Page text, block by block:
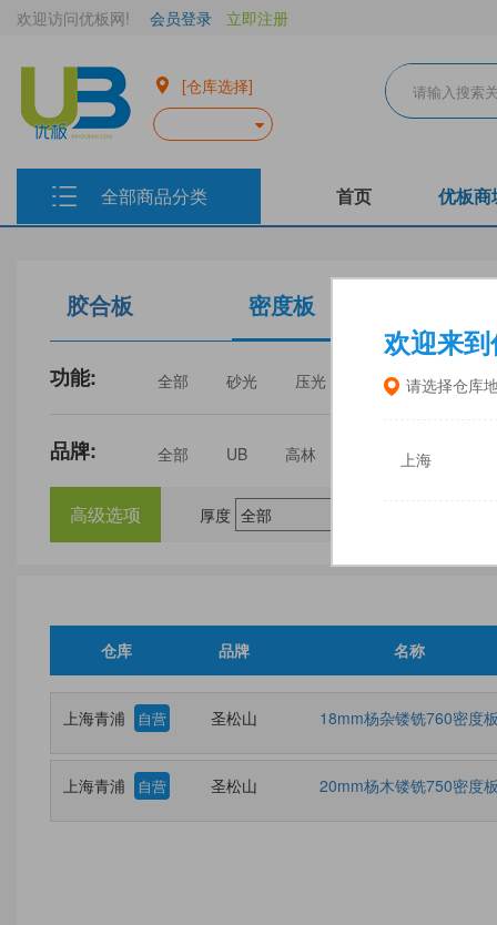
欢迎来到
请选择仓库
上海
欢迎访问优板网! 会员登录 立即注册
[仓库选择]
全部商品分类 首页 优板商
胶合板 密度板
功能: 全部 砂光 压光 家具 门板
品牌: 全部 UB 高林 中福
三威
建瓯福人
高级选项 厚度
仓库 品牌 名称
上海青浦 自营 圣松山 18mm杨杂镂铣760密度
上海青浦 自营 圣松山 20mm杨木镂铣750密度